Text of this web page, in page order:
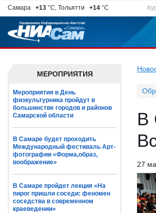
Самара +13 °C, Тольятти +14 °C
МЕРОПРИЯТИЯ
Мероприятия в День
физкультурника пройдут в
большинстве городов и районов
Самарской области
В Самаре будет проходить
Международный фестиваль Арт-
фотографии «Форма,образ,
воображение»
В Самаре пройдет лекция «На
пирог пришли соседи: феномен
соседства в современном
краеведении»
В
27